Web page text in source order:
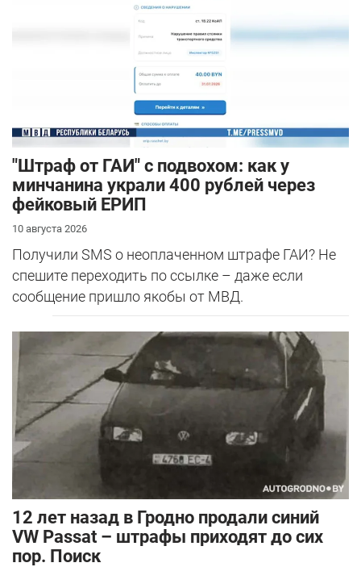
"Штраф от ГАИ" с подвохом: как у
минчанина украли 400 рублей через
фейковый ЕРИП
10 августа 2026
Получили SMS о неоплаченном штрафе ГАИ? Не
спешите переходить по ссылке – даже если
сообщение пришло якобы от МВД.
12 лет назад в Гродно продали синий
VW Passat – штрафы приходят до сих
пор. Поиск